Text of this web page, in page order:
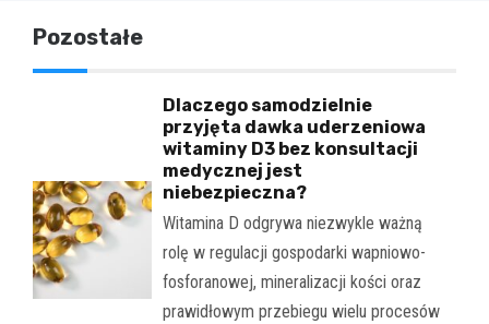
Pozostałe
Dlaczego samodzielnie
przyjęta dawka uderzeniowa
witaminy D3 bez konsultacji
medycznej jest
niebezpieczna?
Witamina D odgrywa niezwykle ważną
rolę w regulacji gospodarki wapniowo-
fosforanowej, mineralizacji kości oraz
prawidłowym przebiegu wielu procesów